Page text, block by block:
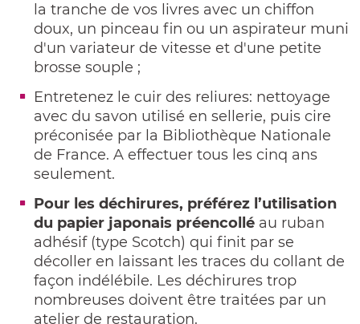
la tranche de vos livres avec un chiffon
doux, un pinceau fin ou un aspirateur muni
d'un variateur de vitesse et d'une petite
brosse souple ;
Entretenez le cuir des reliures: nettoyage
avec du savon utilisé en sellerie, puis cire
préconisée par la Bibliothèque Nationale
de France. A effectuer tous les cinq ans
seulement.
Pour les déchirures, préférez l’utilisation
du papier japonais préencollé au ruban
adhésif (type Scotch) qui finit par se
décoller en laissant les traces du collant de
façon indélébile. Les déchirures trop
nombreuses doivent être traitées par un
atelier de restauration.